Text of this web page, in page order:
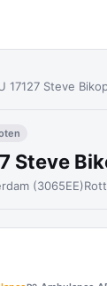
17127 Steve
Steve
(3065EE)